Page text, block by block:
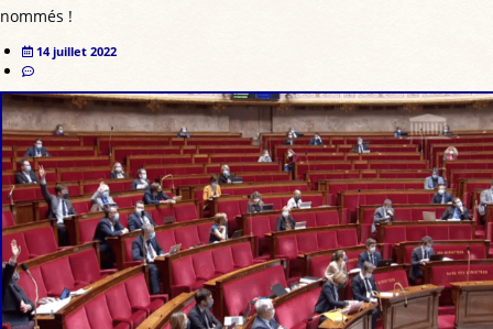
nommés !
14 juillet 2022